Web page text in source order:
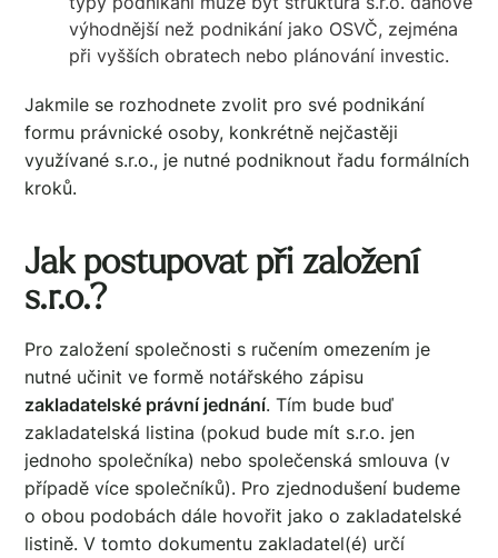
výhodnější než podnikání jako OSVČ, zejména
při vyšších obratech nebo plánování investic.
Jakmile se rozhodnete zvolit pro své podnikání
formu právnické osoby, konkrétně nejčastěji
využívané s.r.o., je nutné podniknout řadu formálních
kroků.
Jak postupovat při založení
s.r.o.?
Pro založení společnosti s ručením omezením je
nutné učinit ve formě notářského zápisu
zakladatelské právní jednání. Tím bude buď
zakladatelská listina (pokud bude mít s.r.o. jen
jednoho společníka) nebo společenská smlouva (v
případě více společníků). Pro zjednodušení budeme
o obou podobách dále hovořit jako o zakladatelské
listině. V tomto dokumentu zakladatel(é) určí